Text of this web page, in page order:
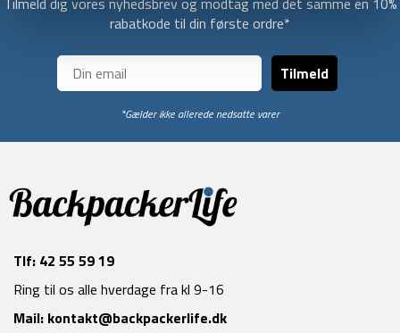
rabatkode til din første ordre*
Tilmeld
*Gælder ikke allerede nedsatte varer
Tlf: 42 55 59 19
Ring til os alle hverdage fra kl 9-16
Mail: kontakt@backpackerlife.dk